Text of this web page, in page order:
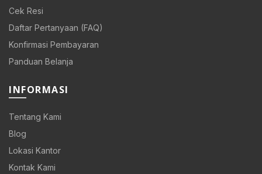
Cek Resi
Daftar Pertanyaan (FAQ)
Konfirmasi Pembayaran
Panduan Belanja
INFORMASI
Tentang Kami
Blog
Lokasi Kantor
Kontak Kami